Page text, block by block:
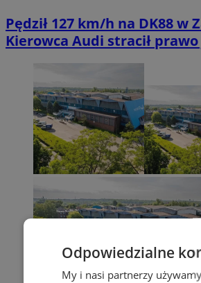
Pędził 127 km/h na DK88 w
Kierowca Audi stracił
Odpowiedzialne
My i nasi partnerzy